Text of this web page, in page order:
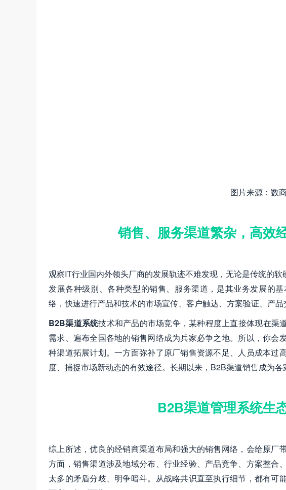
图片来源：数
销售、服务渠道繁杂，高效
观察IT行业国内外领头厂商的发展轨迹不难发现，无论是传统的
发展各种级别、各种类型的销售、服务渠道，是其业务发展的
络，快速进行产品和技术的市场宣传、客户触达、方案验证、产品
B2B渠道系统技术和产品的市场竞争，某种程度上直接体现在渠
需求、遍布全国各地的销售网络成为兵家必争之地。所以，你会
种渠道拓展计划。一方面弥补了原厂销售资源不足、人员成本过
度、捕捉市场新动态的有效途径。长期以来，B2B渠道销售成为各
B2B渠道管理系统生
综上所述，优良的经销商渠道布局和强大的销售网络，会给原厂
方面，销售渠道涉及地域分布、行业经验、产品竞争、方案整合
太多的矛盾分歧、明争暗斗。从战略共识直至执行细节，都有可